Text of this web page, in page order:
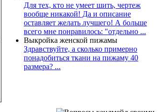
Для тех, кто не умеет шить, чертеж
вообще никакой! Да и описание
оставляет желать лучшего! А больше
всего мне понравилось: "отдельно ...
Выкройка женской пижамы
Здравствуйте, а сколько примерно
понадобиться ткани на пижаму 40
размера? ...